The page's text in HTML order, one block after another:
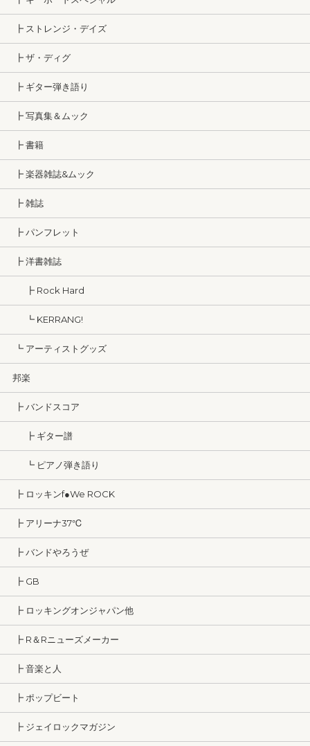
┣ ストレンジ・デイズ
┣ ザ・ディグ
┣ ギター弾き語り
┣ 写真集＆ムック
┣ 書籍
┣ 楽器雑誌&ムック
┣ 雑誌
┣ パンフレット
┣ 洋書雑誌
┣ Rock Hard
┗ KERRANG!
┗ アーティストグッズ
邦楽
┣ バンドスコア
┣ ギター譜
┗ ピアノ弾き語り
┣ ロッキンf●We ROCK
┣ アリーナ37℃
┣ バンドやろうぜ
┣ GB
┣ ロッキングオンジャパン他
┣ R＆Rニューズメーカー
┣ 音楽と人
┣ ポップビート
┣ ジェイロックマガジン